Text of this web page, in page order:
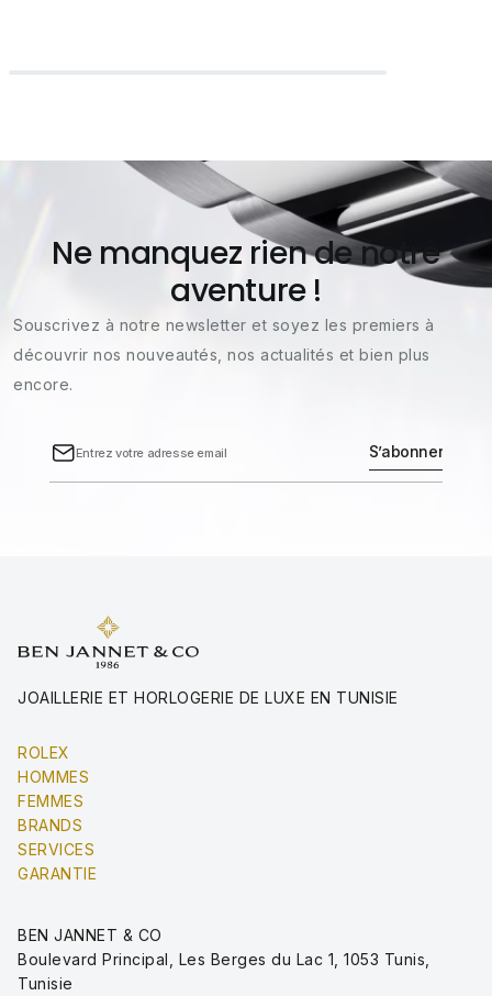
Ne manquez rien de notre
aventure !
Souscrivez à notre newsletter et soyez les premiers à
découvrir nos nouveautés, nos actualités et bien plus
encore.
JOAILLERIE ET HORLOGERIE DE LUXE EN TUNISIE
ROLEX
HOMMES
FEMMES
BRANDS
SERVICES
GARANTIE
BEN JANNET & CO
Boulevard Principal, Les Berges du Lac 1, 1053 Tunis,
Tunisie